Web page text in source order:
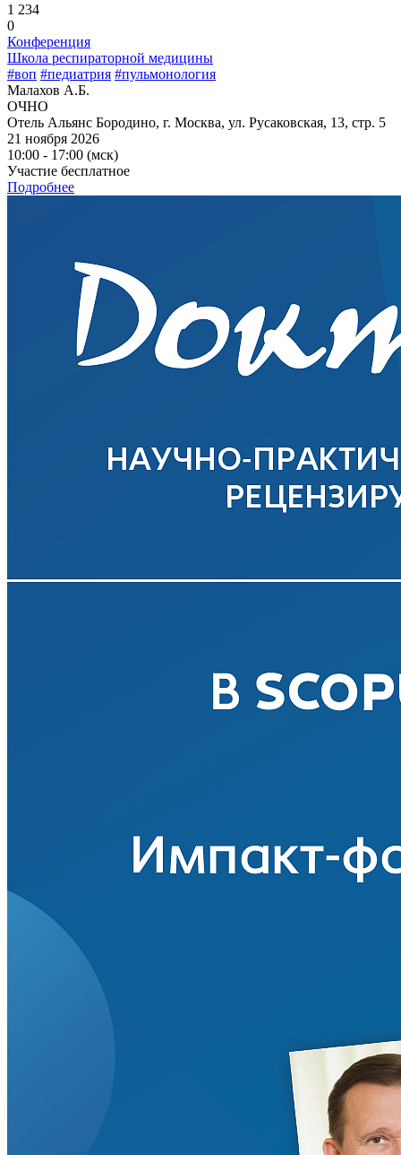
1 234
0
Конференция
Школа респираторной медицины
#воп #педиатрия #пульмонология
Малахов А.Б.
ОЧНО
Отель Альянс Бородино, г. Москва, ул. Русаковская, 13, стр. 5
21 ноября 2026
10:00 - 17:00 (мск)
Участие бесплатное
Подробнее